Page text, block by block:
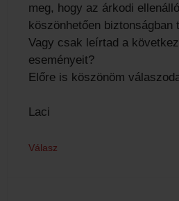
meg, hogy az árkodi
köszönhetően biztonságban
Vagy csak leírtad a
eseményeit?
Előre is köszönöm
Laci
Válasz